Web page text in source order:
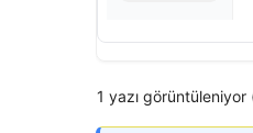
1 yazı görüntüleniyor